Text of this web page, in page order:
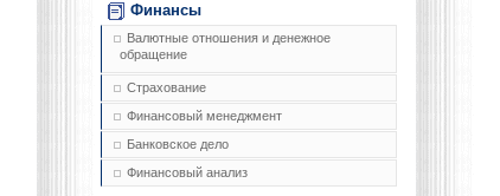
Финансы
Валютные отношения и денежное
обращение
Страхование
Финансовый менеджмент
Банковское дело
Финансовый анализ